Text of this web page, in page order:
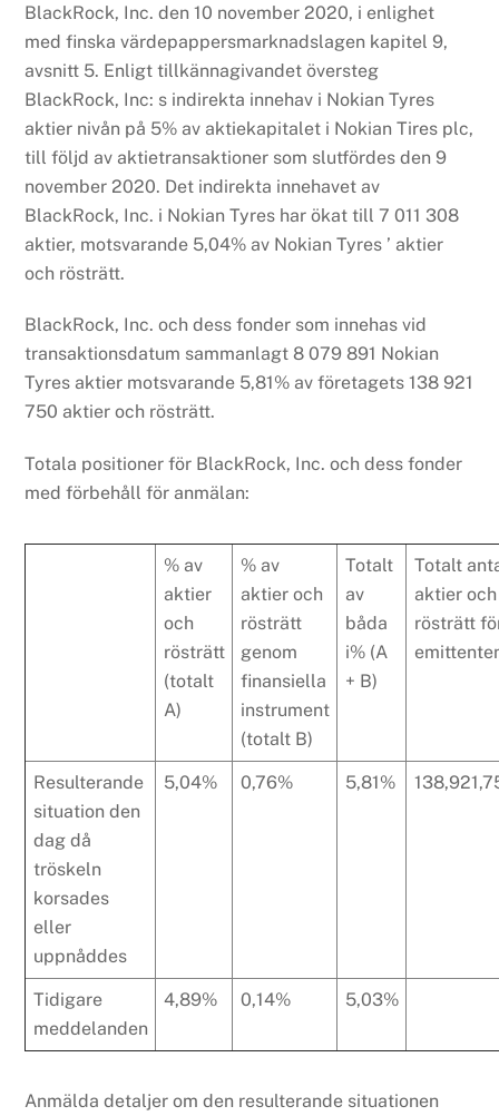
BlackRock, Inc. den 10 november 2020, i enlighet
med finska värdepappersmarknadslagen kapitel 9,
avsnitt 5. Enligt tillkännagivandet översteg
BlackRock, Inc: s indirekta innehav i Nokian Tyres
aktier nivån på 5% av aktiekapitalet i Nokian Tires plc,
till följd av aktietransaktioner som slutfördes den 9
november 2020. Det indirekta innehavet av
BlackRock, Inc. i Nokian Tyres har ökat till 7 011 308
aktier, motsvarande 5,04% av Nokian Tyres ’ aktier
och rösträtt.
BlackRock, Inc. och dess fonder som innehas vid
transaktionsdatum sammanlagt 8 079 891 Nokian
Tyres aktier motsvarande 5,81% av företagets 138 921
750 aktier och rösträtt.
Totala positioner för BlackRock, Inc. och dess fonder
med förbehåll för anmälan:
% av
aktier
och
rösträtt
(totalt
A)
% av
aktier och
rösträtt
genom
finansiella
instrument
(totalt B)
Totalt
av
båda
i% (A
+ B)
Totalt
aktier och
rösträtt
Resulterande
situation den
dag då
tröskeln
korsades
eller
uppnåddes
5,04% 0,76% 5,81%
Tidigare
meddelanden
4,89% 0,14% 5,03%
Anmälda detaljer om den resulterande situationen